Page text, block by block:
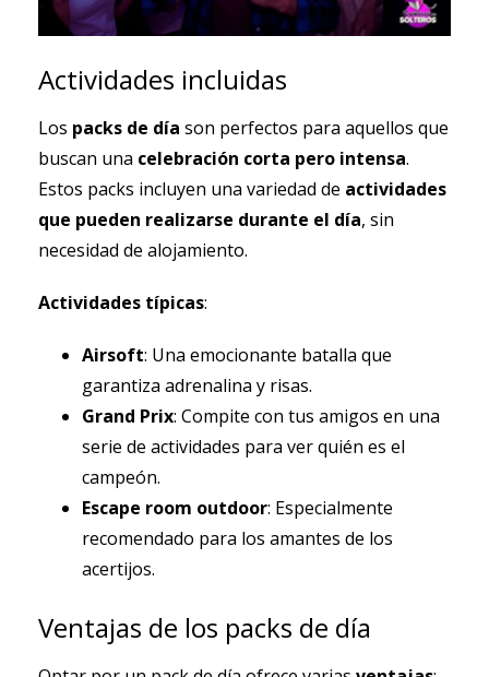
Actividades incluidas
Los packs de día son perfectos para aquellos que
buscan una celebración corta pero intensa.
Estos packs incluyen una variedad de actividades
que pueden realizarse durante el día, sin
necesidad de alojamiento.
Actividades típicas:
Airsoft: Una emocionante batalla que
garantiza adrenalina y risas.
Grand Prix: Compite con tus amigos en una
serie de actividades para ver quién es el
campeón.
Escape room outdoor: Especialmente
recomendado para los amantes de los
acertijos.
Ventajas de los packs de día